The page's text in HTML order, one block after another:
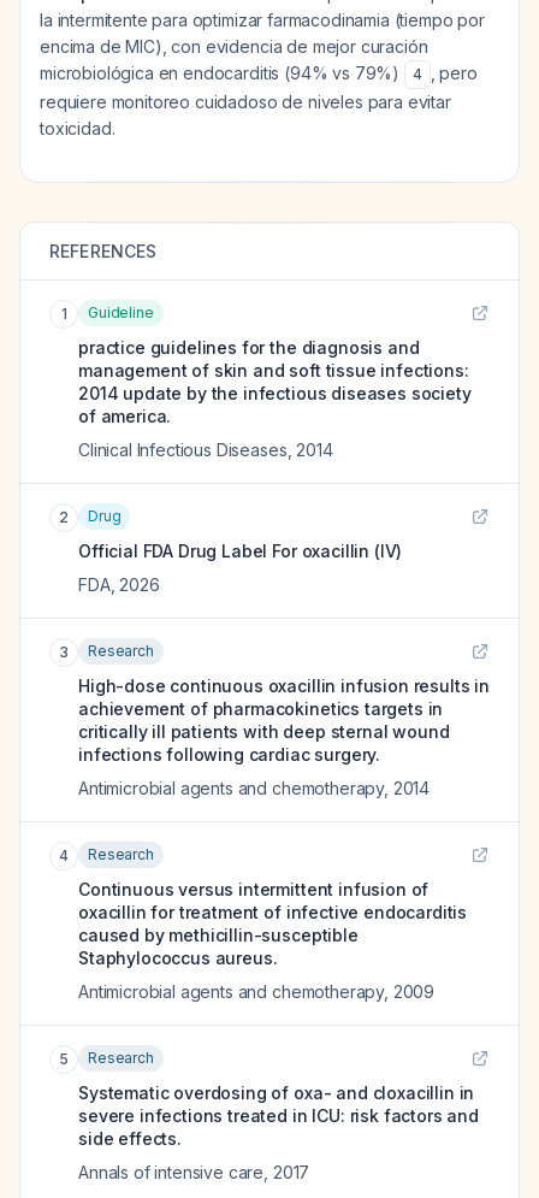
la intermitente para optimizar farmacodinamia (tiempo por
encima de MIC), con evidencia de mejor curación
microbiológica en endocarditis (94% vs 79%)
4
, pero
requiere monitoreo cuidadoso de niveles para evitar
toxicidad.
REFERENCES
1 Guideline
practice guidelines for the diagnosis and
management of skin and soft tissue infections:
2014 update by the infectious diseases society
of america.
Clinical Infectious Diseases 2014
2 Drug
Official FDA Drug Label For oxacillin (IV)
FDA, 2026
3 Research
High-dose continuous oxacillin infusion results in
achievement of pharmacokinetics targets in
critically ill patients with deep sternal wound
infections following cardiac surgery.
Antimicrobial agents and chemotherapy, 2014
4 Research
Continuous versus intermittent infusion of
oxacillin for treatment of infective endocarditis
caused by methicillin-susceptible
Staphylococcus aureus.
Antimicrobial agents and chemotherapy, 2009
5 Research
Systematic overdosing of oxa- and cloxacillin in
severe infections treated in ICU: risk factors and
side effects.
Annals of intensive care 2017